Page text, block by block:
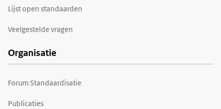
Lijst open standaarden
Veelgestelde vragen
Organisatie
Forum Standaardisatie
Publicaties